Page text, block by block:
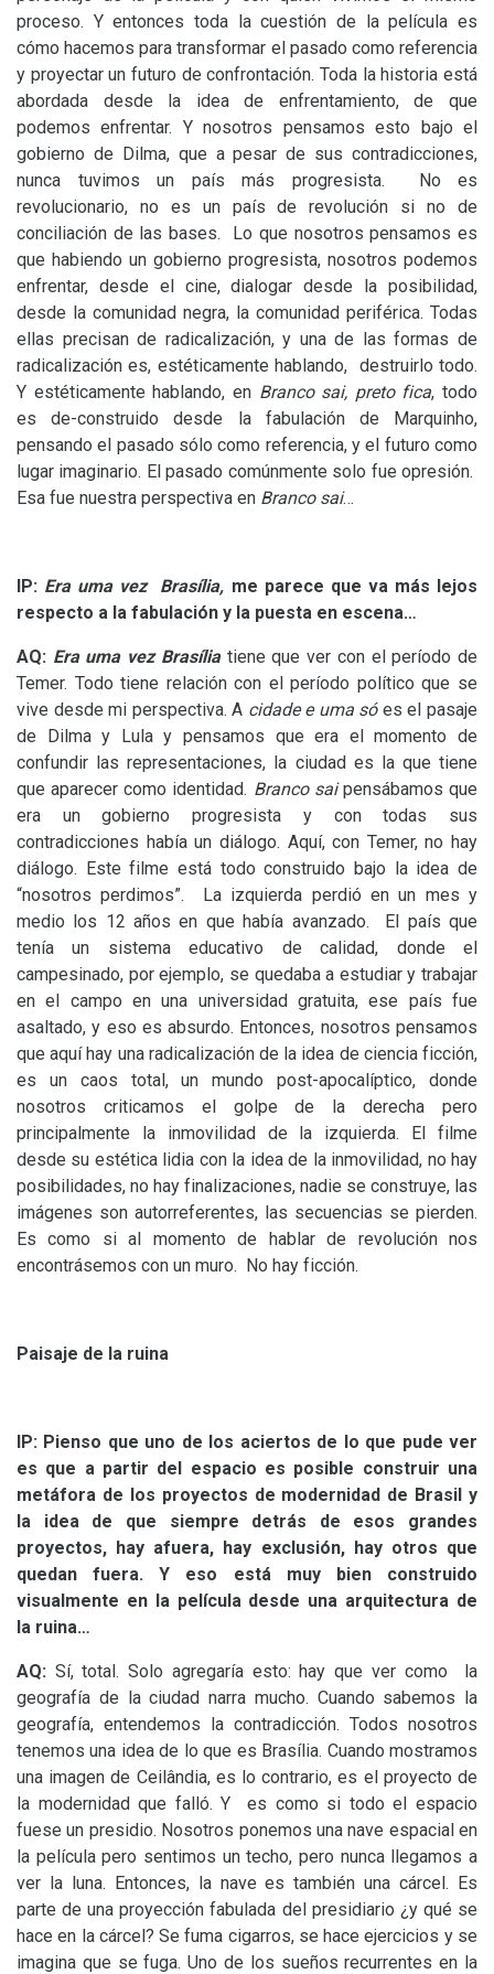
proceso. Y entonces toda la cuestión de la película es
cómo hacemos para transformar el pasado como referencia
y proyectar un futuro de confrontación. Toda la historia está
abordada desde la idea de enfrentamiento, de que
podemos enfrentar. Y nosotros pensamos esto bajo el
gobierno de Dilma, que a pesar de sus contradicciones,
nunca tuvimos un país más progresista. No es
revolucionario, no es un país de revolución si no de
conciliación de las bases. Lo que nosotros pensamos es
que habiendo un gobierno progresista, nosotros podemos
enfrentar, desde el cine, dialogar desde la posibilidad,
desde la comunidad negra, la comunidad periférica. Todas
ellas precisan de radicalización, y una de las formas de
radicalización es, estéticamente hablando, destruirlo todo.
Y estéticamente hablando, en Branco sai, preto fica, todo
es de-construido desde la fabulación de Marquinho,
pensando el pasado sólo como referencia, y el futuro como
lugar imaginario. El pasado comúnmente solo fue opresión.
Esa fue nuestra perspectiva en Branco sai…
IP: Era uma vez Brasília, me parece que va más lejos
respecto a la fabulación y la puesta en escena…
AQ: Era uma vez Brasília tiene que ver con el período de
Temer. Todo tiene relación con el período político que se
vive desde mi perspectiva. A cidade e uma só es el pasaje
de Dilma y Lula y pensamos que era el momento de
confundir las representaciones, la ciudad es la que tiene
que aparecer como identidad. Branco saipensábamos que
era un gobierno progresista y con todas sus
contradicciones había un diálogo. Aquí, con Temer, no hay
diálogo. Este filme está todo construido bajo la idea de
“nosotros perdimos”. La izquierda perdió en un mes y
medio los 12 años en que había avanzado. El país que
tenía un sistema educativo de calidad, donde el
campesinado, por ejemplo, se quedaba a estudiar y trabajar
en el campo en una universidad gratuita, ese país fue
asaltado, y eso es absurdo. Entonces, nosotros pensamos
que aquí hay una radicalización de la idea de ciencia ficción,
es un caos total, un mundo post-apocalíptico, donde
nosotros criticamos el golpe de la derecha pero
principalmente la inmovilidad de la izquierda. El filme
desde su estética lidia con la idea de la inmovilidad, no hay
posibilidades, no hay finalizaciones, nadie se construye, las
imágenes son autorreferentes, las secuencias se pierden.
Es como si al momento de hablar de revolución nos
encontrásemos con un muro. No hay ficción.
Paisaje de la ruina
IP: Pienso que uno de los aciertos de lo que pude ver
es que a partir del espacio es posible construir una
metáfora de los proyectos de modernidad de Brasil y
la idea de que siempre detrás de esos grandes
proyectos, hay afuera, hay exclusión, hay otros que
quedan fuera. Y eso está muy bien construido
visualmente en la película desde una arquitectura de
la ruina…
AQ: Sí, total. Solo agregaría esto: hay que ver como la
geografía de la ciudad narra mucho. Cuando sabemos la
geografía, entendemos la contradicción. Todos nosotros
tenemos una idea de lo que es Brasília. Cuando mostramos
una imagen de Ceilândia, es lo contrario, es el proyecto de
la modernidad que falló. Y es como si todo el espacio
fuese un presidio. Nosotros ponemos una nave espacial en
la película pero sentimos un techo, pero nunca llegamos a
ver la luna. Entonces, la nave es también una cárcel. Es
parte de una proyección fabulada del presidiario ¿y qué se
hace en la cárcel? Se fuma cigarros, se hace ejercicios y se
imagina que se fuga. Uno de los sueños recurrentes en la